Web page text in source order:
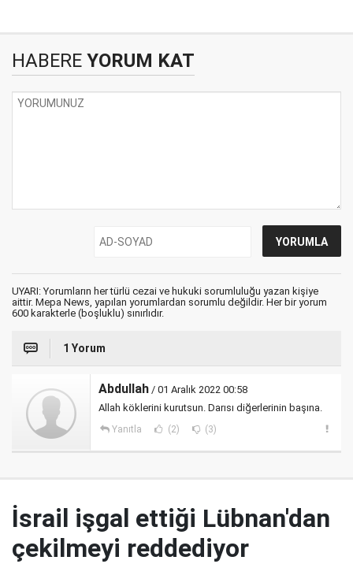
HABERE YORUM KAT
UYARI: Yorumların her türlü cezai ve hukuki sorumluluğu yazan kişiye
aittir. Mepa News, yapılan yorumlardan sorumlu değildir. Her bir yorum
600 karakterle (boşluklu) sınırlıdır.
1 Yorum
Abdullah / 01 Aralık 2022 00:58
Allah köklerini kurutsun. Darısı diğerlerinin başına.
Yanıtla (2) (3)
İsrail işgal ettiği Lübnan'dan
çekilmeyi reddediyor